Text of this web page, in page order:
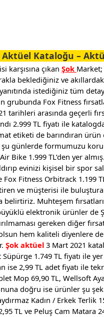
Aktüel Kataloğu –
çıkan Şok Market;
beklediğiniz ve
istediğiniz tüm
Fox Fitness
tarihleri arasında geçerli
2.999 TL fiyatı ile
etiketi de barındıran
günlerde formumuzu
Bike 1.999 TL’den yer
evinizi kişisel bir spor
Fitness Orbitrack 1.199
ve müşterisi ile buluşturan
belirtiriz. Muhteşem
elektronik ürünler de
gereken diğer
hem kaliteli diyenlere
Şok aktüel 3 Mart 2021
1.749 TL fiyatı ile yer
ise 2,99 TL adet fiyatı ile
Mop 69,90 TL, Wellsoft
doğru ise ürünler şu
Kadın / Erkek Terlik
TL ve Peluş Cam Matara